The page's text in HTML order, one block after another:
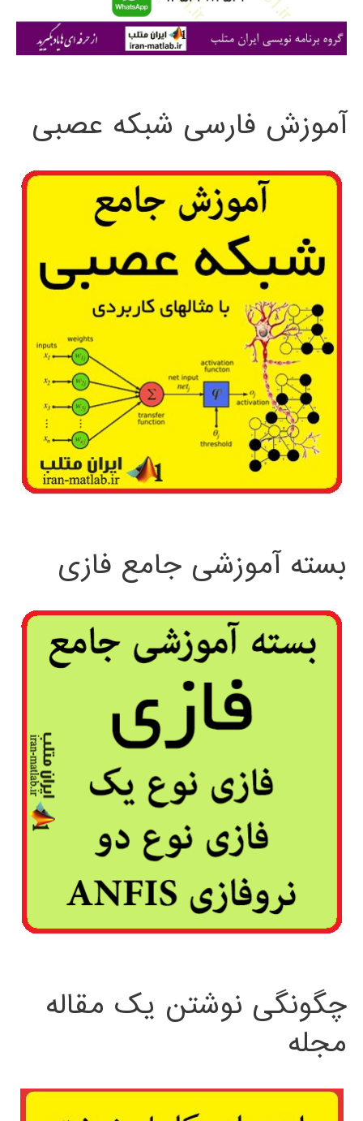
ی
آموزش فارسی شبکه عصبی
بسته آموزشی جامع فازی
چگونگی نوشتن یک مقاله
مجله